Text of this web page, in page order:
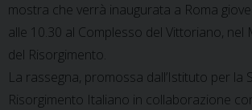
mostra che verrà inaugurata a Roma
alle 10.30 al Complesso del Vittoriano, nel
del Risorgimento.
La rassegna, promossa dall’Istituto per la
Risorgimento Italiano in collaborazione